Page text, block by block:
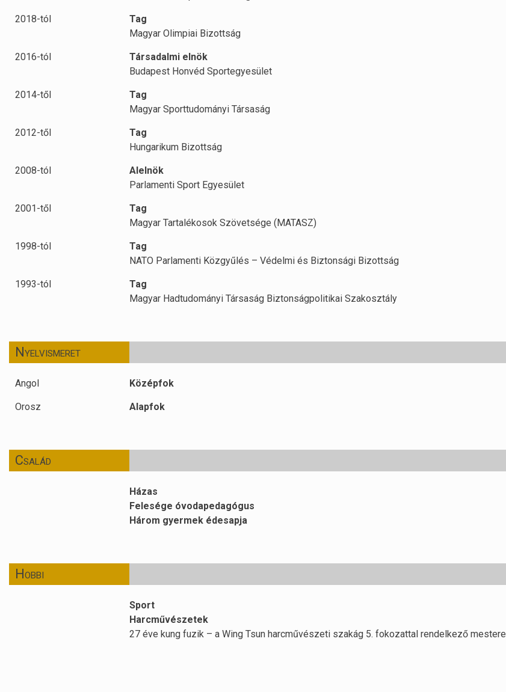
2018-tól
Tag
Magyar Olimpiai Bizottság
2016-tól
Társadalmi elnök
Budapest Honvéd Sportegyesület
2014-től
Tag
Magyar Sporttudományi Társaság
2012-től
Tag
Hungarikum Bizottság
2008-tól
Alelnök
Parlamenti Sport Egyesület
2001-től
Tag
Magyar Tartalékosok Szövetsége (MATASZ)
1998-tól
Tag
NATO Parlamenti Közgyűlés – Védelmi és Biztonsági Bizottság
1993-tól
Tag
Magyar Hadtudományi Társaság Biztonságpolitikai Szakosztály
Nyelvismeret
Angol Középfok
Orosz Alapfok
Család
Házas
Felesége óvodapedagógus
Három gyermek édesapja
Hobbi
Sport
Harcművészetek
27 éve kung fuzik – a Wing Tsun harcművészeti szakág 5. fokozattal rendelkező mestere